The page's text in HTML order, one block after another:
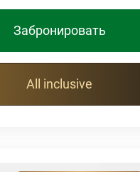
Забронировать
All inclusive